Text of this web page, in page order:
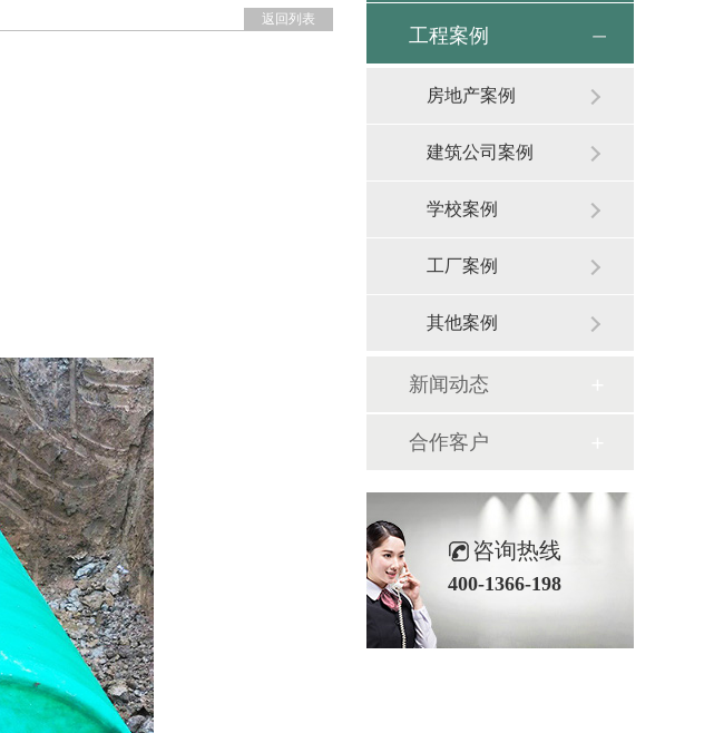
返回列表
工程案例
房地产案例
建筑公司案例
学校案例
工厂案例
其他案例
新闻动态
合作客户
咨询热线
400-1366-198